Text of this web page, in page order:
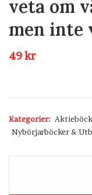
veta om
men inte
49kr
Kategorier:
Nybörjarböcker &